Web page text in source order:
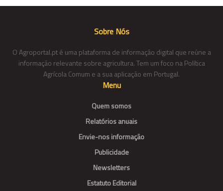
Sobre Nós
O Agroportal.pt é uma plataforma de informação digital que reúne a
informação relevante sobre agricultura. Tem um foco na Política
Agrícola Comum e a sua aplicação em Portugal.
Menu
Quem somos
Relatórios anuais
Envie-nos informação
Publicidade
Newsletters
Estatuto Editorial